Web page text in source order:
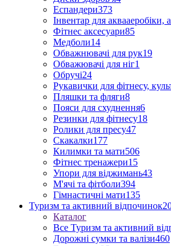
Еспандери373
Інвентар для аквааеробіки,
Фітнес аксесуари85
Медболи14
Обважнювачі для рук19
Обважювачі для ніг1
Обручі24
Рукавички для фітнесу,
Пляшки та фляги8
Пояси для схуднення6
Резинки для фітнесу18
Ролики для пресу47
Скакалки177
Килимки та мати506
Фітнес тренажери15
Упори для віджимань43
М'ячі та фітболи394
Гімнастичні мати135
Туризм та активний відпочинок
Каталог
Все Туризм та активний
Дорожні сумки та валізи460